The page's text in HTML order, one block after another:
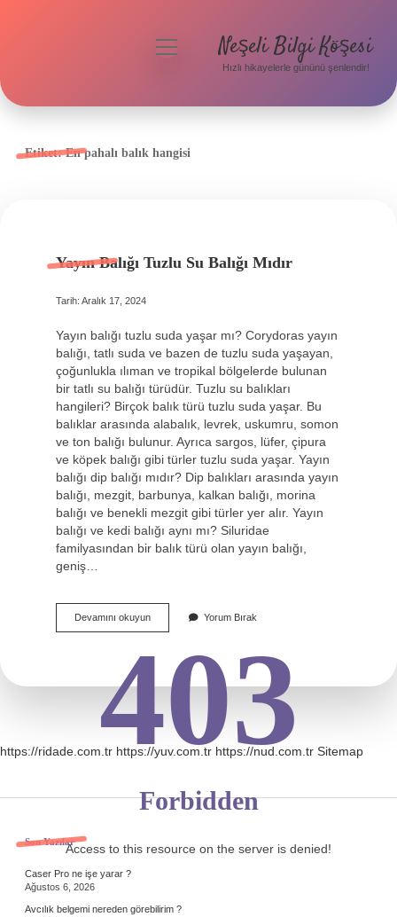
Yasal Uyarı
menüyü
aç
Neşeli Bilgi Köşesi
Hızlı hikayelerle gününü şenlendir!
Etiket:En pahalı balık hangisi
Yayın Balığı Tuzlu Su Balığı Mıdır
Tarih: Aralık 17, 2024
Yayın balığı tuzlu suda yaşar mı? Corydoras yayın
balığı, tatlı suda ve bazen de tuzlu suda yaşayan,
çoğunlukla ılıman ve tropikal bölgelerde bulunan
bir tatlı su balığı türüdür. Tuzlu su balıkları
hangileri? Birçok balık türü tuzlu suda yaşar. Bu
balıklar arasında alabalık, levrek, uskumru, somon
ve ton balığı bulunur. Ayrıca sargos, lüfer, çipura
ve köpek balığı gibi türler tuzlu suda yaşar. Yayın
balığı dip balığı mıdır? Dip balıkları arasında yayın
balığı, mezgit, barbunya, kalkan balığı, morina
balığı ve benekli mezgit gibi türler yer alır. Yayın
balığı ve kedi balığı aynı mı? Siluridae
familyasından bir balık türü olan yayın balığı,
geniş…
Devamını okuyunYayın
Balığı
Su
Mıdır
Yorum Bırak
https://ridade.com.tr https://yuv.com.tr https://nud.com.tr Sitemap
Sidebar
Son Yazılar
Caser Pro ne işe yarar ?
Ağustos 6, 2026
Avcılık belgemi nereden görebilirim ?
403
Forbidden
Access to this resource on the server is denied!